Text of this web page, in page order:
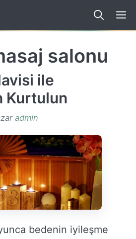
salonu
ile
Kurtulun
admin
bedenin iyileşme